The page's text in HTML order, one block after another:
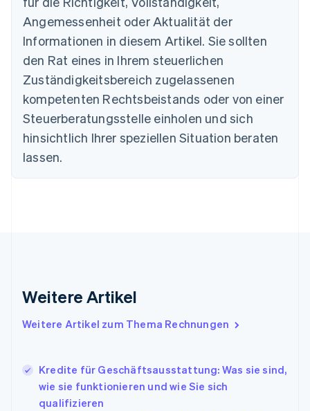
Angemessenheit oder Aktualität der
Informationen in diesem Artikel. Sie sollten
den Rat eines in Ihrem steuerlichen
Zuständigkeitsbereich zugelassenen
kompetenten Rechtsbeistands oder von einer
Steuerberatungsstelle einholen und sich
hinsichtlich Ihrer speziellen Situation beraten
lassen.
Weitere Artikel
Weitere Artikel zum Thema Rechnungen
Kredite für Geschäftsausstattung: Was sie sind,
wie sie funktionieren und wie Sie sich
qualifizieren
Belgien
NederlandsFrançais Deutsch English
Brasilien
Português English
Bulgarien
English
Dänemark
English
Deutschland
Deutsch English
Estland
English
English
Indien
English
Italien
Italiano English
Japan